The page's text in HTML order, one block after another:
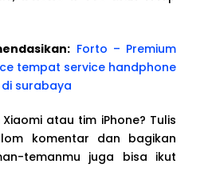
Forto – Premium
tempat service handphone
surabaya
atau tim iPhone? Tulis
komentar dan bagikan
temanmu juga bisa ikut